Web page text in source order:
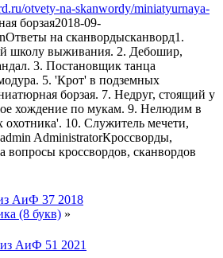
otvety-na-skanwordy/miniatyurnaya-
борзая2018-09-
Ответы на сканвордысканворд1.
школу выживания. 2. Дебошир,
3. Постановщик танца
5. 'Крот' в подземных
борзая. 7. Недруг, стоящий у
хождение по мукам. 9. Нелюдим в
охотника'. 10. Служитель мечети,
admin AdministratorКроссворды,
АиФ 37 2018
(8 букв) »